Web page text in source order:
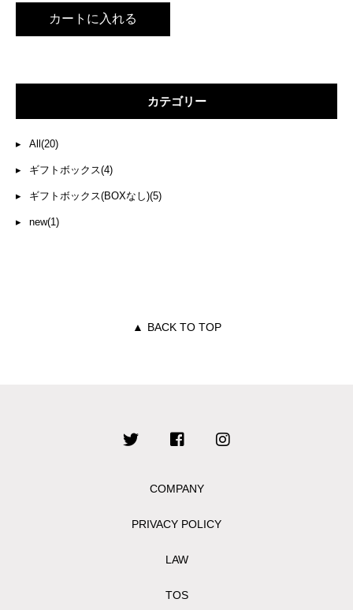
カテゴリー
▸ All(20)
▸ ギフトボックス(4)
▸ ギフトボックス(BOXなし)(5)
▸ new(1)
▲ BACK TO TOP
COMPANY
PRIVACY POLICY
LAW
TOS